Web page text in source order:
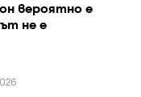
вероятно е
не е